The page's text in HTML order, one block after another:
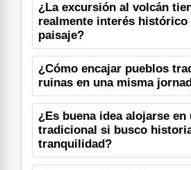
¿La excursión al volcán
realmente interés histórico
paisaje?
¿Cómo encajar pueblos
ruinas en una misma
¿Es buena idea alojarse en
tradicional si busco
tranquilidad?